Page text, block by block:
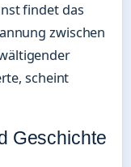
findet das
zwischen
scheint
Geschichte